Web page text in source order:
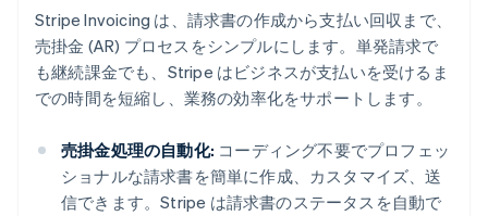
Stripe Invoicing は、請求書の作成から支払い回収まで、
売掛金 (AR) プロセスをシンプルにします。単発請求で
も継続課金でも、Stripe はビジネスが支払いを受けるま
での時間を短縮し、業務の効率化をサポートします。
売掛金処理の自動化: コーディング不要でプロフェッ
ショナルな請求書を簡単に作成、カスタマイズ、送
信できます。Stripe は請求書のステータスを自動で